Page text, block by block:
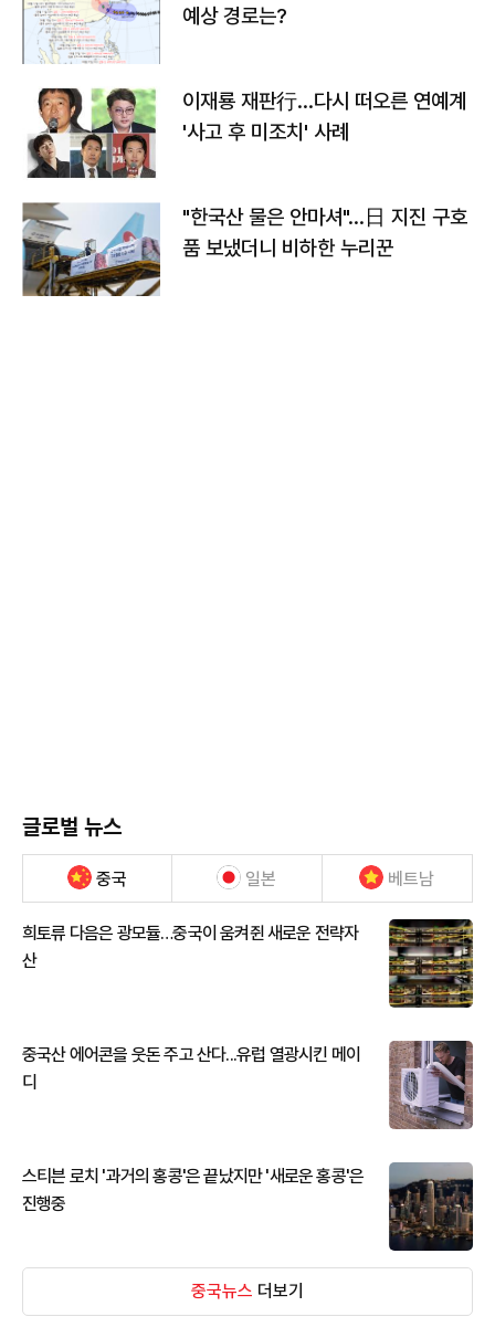
예상 경로는?
이재룡 재판行…다시 떠오른 연예계
'사고 후 미조치' 사례
"한국산 물은 안마셔"…日 지진 구호
품 보냈더니 비하한 누리꾼
글로벌 뉴스
중국 일본 베트남
희토류 다음은 광모듈…중국이 움켜쥔 새로운 전략자
산
중국산 에어콘을 웃돈 주고 산다...유럽 열광시킨 메이
디
스티븐 로치 '과거의 홍콩'은 끝났지만 '새로운 홍콩'은
진행중
중국뉴스 더보기